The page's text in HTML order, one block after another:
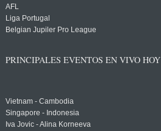
AFL
Liga Portugal
Belgian Jupiler Pro League
PRINCIPALES EVENTOS EN VIVO HOY
Vietnam - Cambodia
Singapore - Indonesia
Iva Jovic - Alina Korneeva